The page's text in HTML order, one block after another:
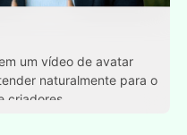
um vídeo de avatar
naturalmente para o
criadores.